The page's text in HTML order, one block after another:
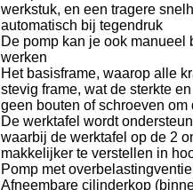
werkstuk, en een tragere
automatisch bij tegendruk
De pomp kan je ook
werken
Het basisframe, waarop alle
stevig frame, wat de sterkte
geen bouten of schroeven om
De werktafel wordt
waarbij de werktafel op de 2
makkelijker te verstellen in
Pomp met overbelastingventiel
Afneembare cilinderkop